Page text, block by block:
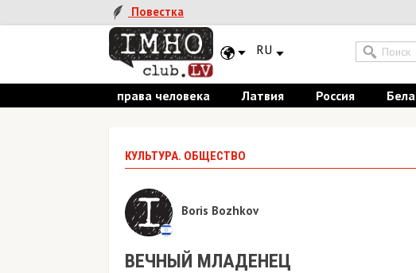
Повестка
RU
права человека Латвия Россия
КУЛЬТУРА. ОБЩЕСТВО
Boris Bozhkov
ВЕЧНЫЙ МЛАДЕНЕЦ